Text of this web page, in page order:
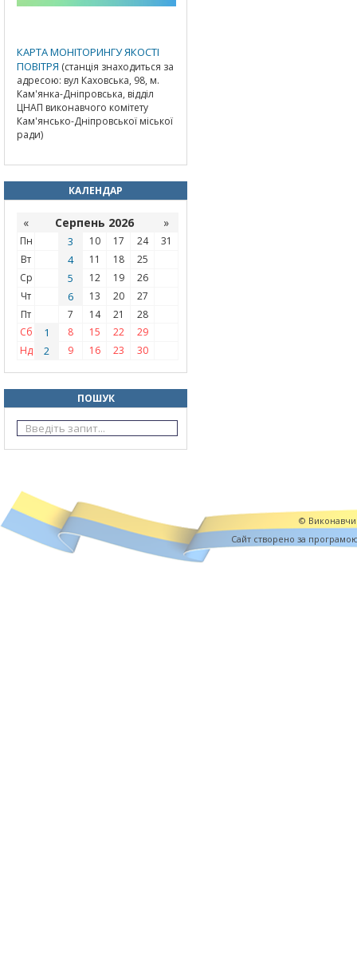
КАРТА МОНІТОРИНГУ ЯКОСТІ
ПОВІТРЯ (станція знаходиться за
адресою: вул Каховська, 98, м.
Кам'янка-Дніпровська, відділ
ЦНАП виконавчого комітету
Кам'янсько-Дніпровської міської
ради)
КАЛЕНДАР
« Серпень 2026 »
Пн 3 10 17 24
31
Вт
4 11 18
25
Ср
5 12 19
26
Чт
6 13 20
27
Пт
7 14 21
28
Сб
1 8 15 22
29
Нд
2 9 16 23 30
ПОШУК
©
Cайт створено за